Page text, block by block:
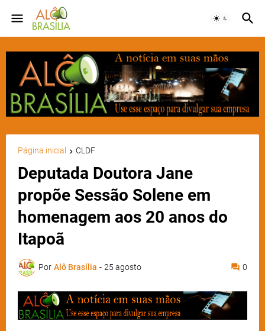
Página inicial CLDF
Deputada Doutora Jane
propõe Sessão Solene em
homenagem aos 20 anos do
Itapoã
Por Alô Brasília - 25 agosto 0